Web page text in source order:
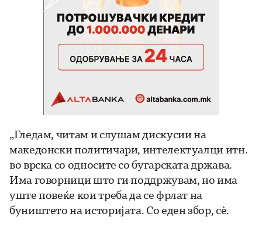
„Гледам, читам и слушам дискусии на
македонски политичари, интелектуалци итн.
во врска со односите со бугарската држава.
Има говорници што ги поддржувам, но има
уште повеќе кои треба да се фрлат на
буништето на историјата. Со еден збор, сè.